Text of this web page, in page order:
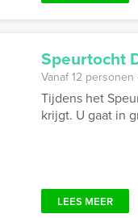
Speurtocht
Vanaf 12
Tijdens het
krijgt. U gaat in
LEES MEER